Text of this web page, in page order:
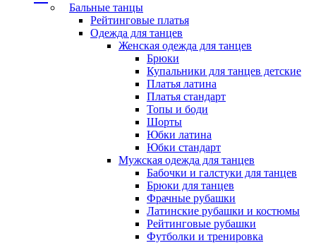
Бальные танцы
Рейтинговые платья
Одежда для танцев
Женская одежда для танцев
Брюки
Купальники для танцев детские
Платья латина
Платья стандарт
Топы и боди
Шорты
Юбки латина
Юбки стандарт
Мужская одежда для танцев
Бабочки и галстуки для танцев
Брюки для танцев
Фрачные рубашки
Латинские рубашки и костюмы
Рейтинговые рубашки
Футболки и тренировка